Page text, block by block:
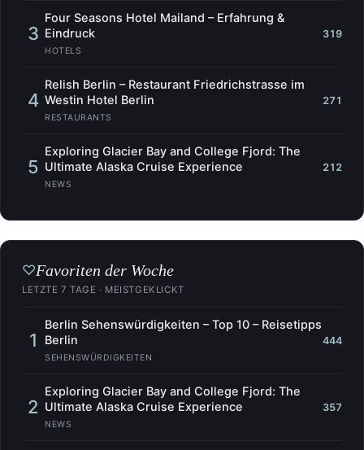
3
Four Seasons Hotel Mailand – Erfahrung &
Eindruck
HOTELS
319
4
Relish Berlin – Restaurant Friedrichstrasse im
Westin Hotel Berlin
RESTAURANTS
271
5
Exploring Glacier Bay and College Fjord: The
Ultimate Alaska Cruise Experience
NEWS
212
♡Favoriten der Woche
LETZTE 7 TAGE · MEISTGEKLICKT
1
Berlin Sehenswürdigkeiten – Top 10 – Reisetipps
Berlin
SEHENSWÜRDIGKEITEN
444
2
Exploring Glacier Bay and College Fjord: The
Ultimate Alaska Cruise Experience
NEWS
357